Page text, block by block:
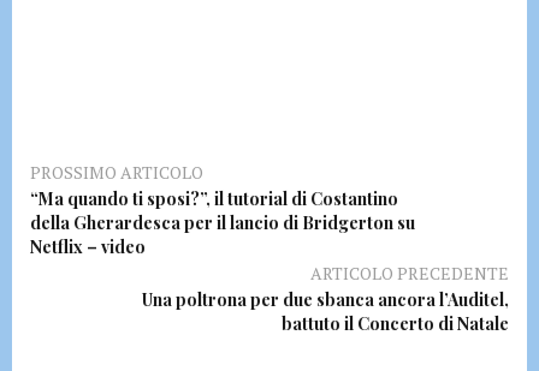
PROSSIMO ARTICOLO
“Ma quando ti sposi?”, il tutorial di Costantino
della Gherardesca per il lancio di Bridgerton su
Netflix – video
ARTICOLO PRECEDENTE
Una poltrona per due sbanca ancora l’Auditel,
battuto il Concerto di Natale